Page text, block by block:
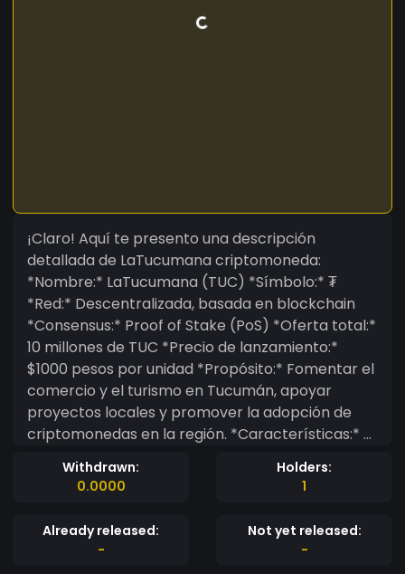
¡Claro! Aquí te presento una descripción
detallada de LaTucumana criptomoneda:
*Nombre:* LaTucumana (TUC) *Símbolo:* ₮
*Red:* Descentralizada, basada en blockchain
*Consensus:* Proof of Stake (PoS) *Oferta total:*
10 millones de TUC *Precio de lanzamiento:*
$1000 pesos por unidad *Propósito:* Fomentar el
comercio y el turismo en Tucumán, apoyar
proyectos locales y promover la adopción de
criptomonedas en la región. *Características:* -
Segura: Utiliza tecnología de blockchain para
proteger las transacciones - Rápida: Tiempos de
Descentralizada: Sin control centralizado,
operada por la comunidad - Escalable: Capaz de
Withdrawn:
0.0000
Holders:
1
Already released:
-
Not yet released:
-